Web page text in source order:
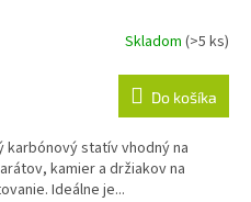
Skladom (>5 ks)
Do košíka
statív vhodný na
kamier a držiakov na
Ideálne je...